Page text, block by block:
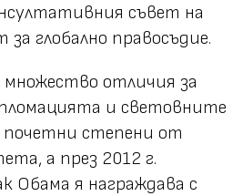
съвет на
глобално правосъдие.
отличия за
и световните
почетни степени от
а през 2012 г.
Обама я награждава с